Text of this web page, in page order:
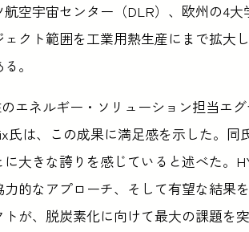
航空宇宙センター（DLR）、欧州の4
ェクト範囲を工業用熱生産にまで拡大
。
のエネルギー・ソリューション担当エ
氏は、この成果に満足感を示した。同
に大きな誇りを感じていると述べた。
力的なアプローチ、そして有望な結果
トが、脱炭素化に向けて最大の課題を